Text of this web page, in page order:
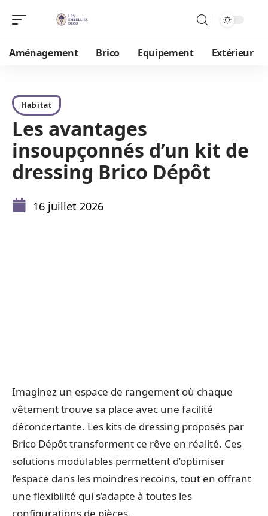
Aménagement Brico Equipement Extérieur
Habitat
Les avantages
insoupçonnés d’un kit de
dressing Brico Dépôt
16 juillet 2026
Imaginez un espace de rangement où chaque
vêtement trouve sa place avec une facilité
déconcertante. Les kits de dressing proposés par
Brico Dépôt transforment ce rêve en réalité. Ces
solutions modulables permettent d’optimiser
l’espace dans les moindres recoins, tout en offrant
une flexibilité qui s’adapte à toutes les